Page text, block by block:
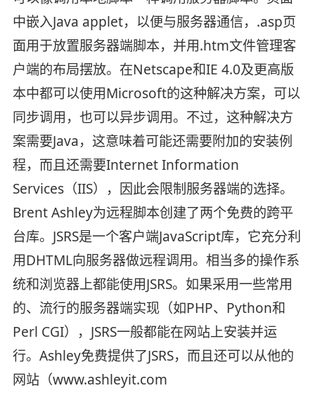
中嵌入Java applet，以便与服务器通信，.asp页
面用于放置服务器端脚本，并用.htm文件管理客
户端的布局摆放。在Netscape和IE 4.0及更高版
本中都可以使用Microsoft的这种解决方案，可以
同步调用，也可以异步调用。不过，这种解决方
案需要Java，这意味着可能还需要附加的安装例
程，而且还需要Internet Information
Services（IIS），因此会限制服务器端的选择。
Brent Ashley为远程脚本创建了两个免费的跨平
台库。JSRS是一个客户端JavaScript库，它充分利
用DHTML向服务器做远程调用。相当多的操作系
统和浏览器上都能使用JSRS。如果采用一些常用
的、流行的服务器端实现（如PHP、Python和
Perl CGI），JSRS一般都能在网站上安装并运
行。Ashley免费提供了JSRS，而且还可以从他的
网站（www.ashleyit.com